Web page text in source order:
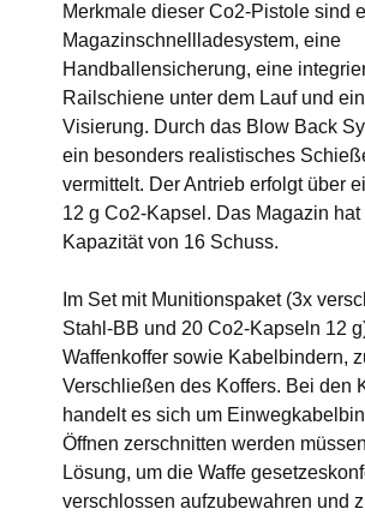
Merkmale dieser Co2-Pistole sind
Magazinschnellladesystem, eine
Handballensicherung, eine
Railschiene unter dem Lauf und
Visierung. Durch das Blow Back
ein besonders realistisches
vermittelt. Der Antrieb erfolgt über
12 g Co2-Kapsel. Das Magazin hat
Kapazität von 16 Schuss.
Im Set mit Munitionspaket (3x
Stahl-BB und 20 Co2-Kapseln 12
Waffenkoffer sowie Kabelbindern,
Verschließen des Koffers. Bei den
handelt es sich um
Öffnen zerschnitten werden
Lösung, um die Waffe
verschlossen aufzubewahren und